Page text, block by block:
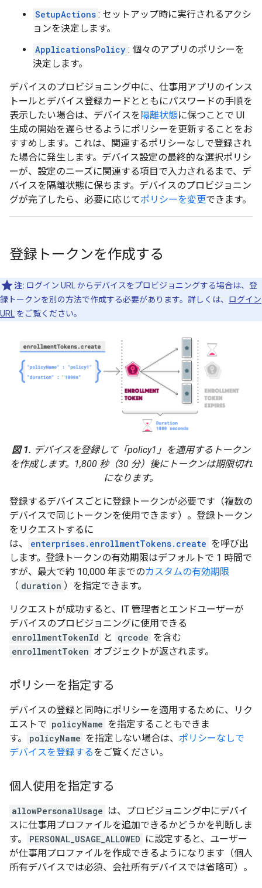
SetupActions : セットアップ時に実行されるアクシ
ョンを決定します。
ApplicationsPolicy : 個々のアプリのポリシーを
決定します。
デバイスのプロビジョニング中に、仕事用アプリのインス
トールとデバイス登録カードとともにパスワードの手順を
表示したい場合は、デバイスを 隔離状態に保つことで UI
生成の開始を遅らせるようにポリシーを更新することをお
すすめします。これは、関連するポリシーなしで登録され
た場合に発生します。デバイス設定の最終的な選択ポリシ
ーが、設定のニーズに関連する項目で入力されるまで、デ
バイスを隔離状態に保ちます。デバイスのプロビジョニン
グが完了したら、必要に応じてポリシーを変更できます。
登録トークンを作成する
注: ログイン URL からデバイスをプロビジョニングする場合は、登
録トークンを別の方法で作成する必要があります。詳しくは、 ログイン
URL
をご覧ください。
図 1. デバイスを登録して「policy1」を適用するトークン
を作成します。1,800 秒（30 分）後にトークンは期限切れ
になります。
登録するデバイスごとに登録トークンが必要です（複数の
デバイスで同じトークンを使用できます）。登録トークン
をリクエストするに
は、
enterprises.enrollmentTokens.create を呼び出
します。登録トークンの有効期限はデフォルトで 1 時間で
すが、最大で約 10,000 年までのカスタムの有効期限
（ duration ）を指定できます。
リクエストが成功すると、IT 管理者とエンドユーザーが
デバイスのプロビジョニングに使用できる
enrollmentTokenId
と qrcode を含む
enrollmentToken オブジェクトが返されます。
ポリシーを指定する
デバイスの登録と同時にポリシーを適用するために、リク
エストで policyName を指定することもできま
す。
policyName を指定しない場合は、 ポリシーなしで
デバイスを登録するをご覧ください。
個人使用を指定する
allowPersonalUsage は、プロビジョニング中にデバイ
スに仕事用プロファイルを追加できるかどうかを判断しま
す。
PERSONAL_USAGE_ALLOWED に設定すると、ユーザー
が仕事用プロファイルを作成できるようになります（個人
所有デバイスでは必須、会社所有デバイスでは省略可）。